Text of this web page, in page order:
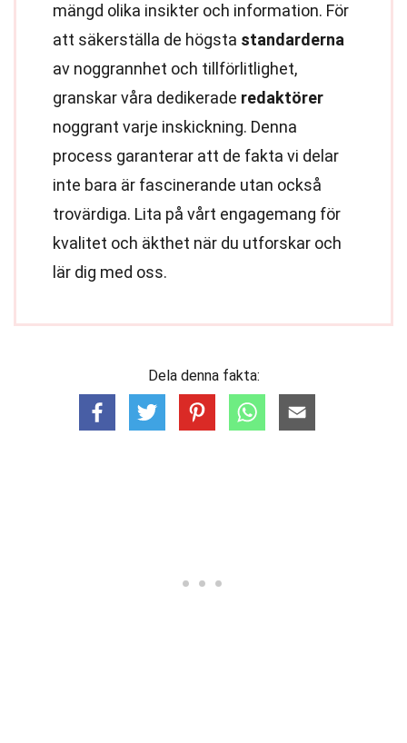
mängd olika insikter och information. För
att säkerställa de högsta standarderna
av noggrannhet och tillförlitlighet,
granskar våra dedikerade redaktörer
noggrant varje inskickning. Denna
process garanterar att de fakta vi delar
inte bara är fascinerande utan också
trovärdiga. Lita på vårt engagemang för
kvalitet och äkthet när du utforskar och
lär dig med oss.
Dela denna fakta: